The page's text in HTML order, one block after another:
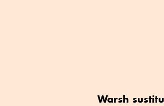
Warsh